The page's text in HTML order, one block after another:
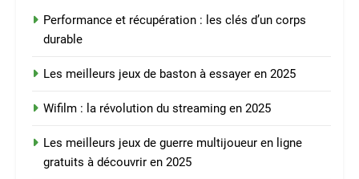
Performance et récupération : les clés d’un corps
durable
Les meilleurs jeux de baston à essayer en 2025
Wifilm : la révolution du streaming en 2025
Les meilleurs jeux de guerre multijoueur en ligne
gratuits à découvrir en 2025